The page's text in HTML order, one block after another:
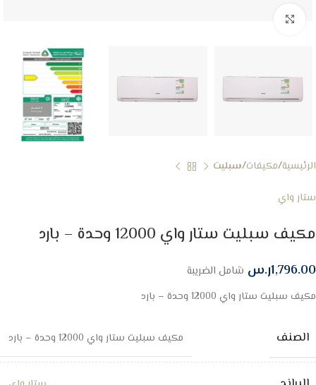
الرئيسية مكيفات سبليت
ستار واي
مكيف سبليت ستار واي 12000 وحدة – بارد
1,796.00ر.س شامل الضريبة
مكيف سبليت ستار واي 12000 وحدة – بارد
الصنف مكيف سبليت ستار واي 12000 وحدة – بارد